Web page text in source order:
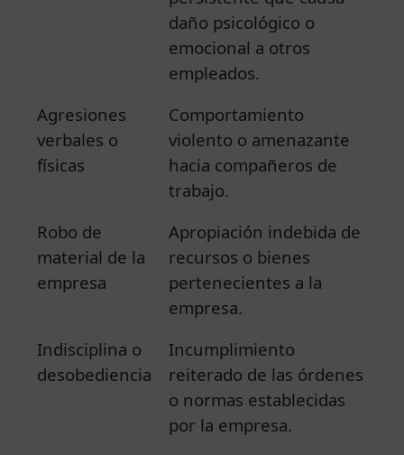
daño psicológico o
emocional a otros
empleados.
Agresiones
verbales o
físicas
Comportamiento
violento o amenazante
hacia compañeros de
trabajo.
Robo de
material de la
empresa
Apropiación indebida de
recursos o bienes
pertenecientes a la
empresa.
Indisciplina o
desobediencia
Incumplimiento
reiterado de las órdenes
o normas establecidas
por la empresa.